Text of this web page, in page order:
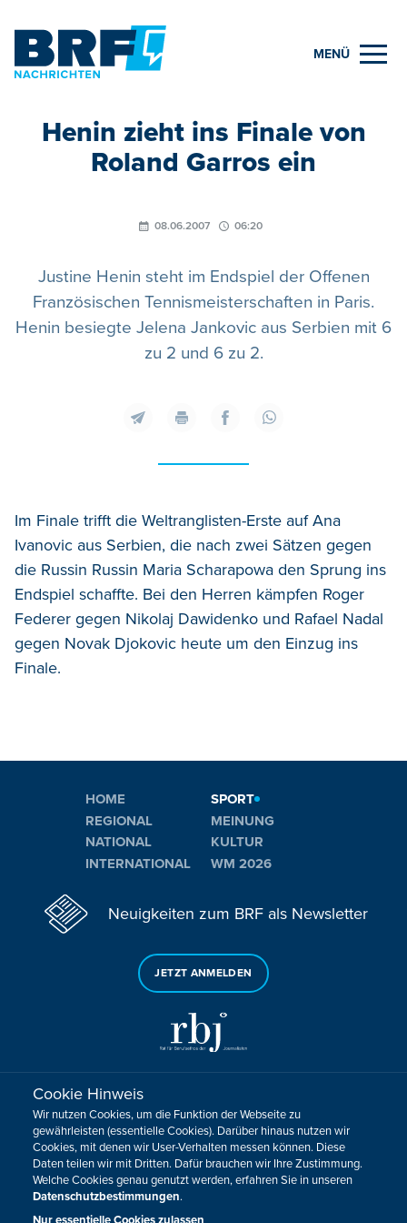
MENÜ
Henin zieht ins Finale von
Roland Garros ein
08.06.2007 06:20
Justine Henin steht im Endspiel der Offenen
Französischen Tennismeisterschaften in Paris.
Henin besiegte Jelena Jankovic aus Serbien mit 6
zu 2 und 6 zu 2.
Im Finale trifft die Weltranglisten-Erste auf Ana
Ivanovic aus Serbien, die nach zwei Sätzen gegen
die Russin Russin Maria Scharapowa den Sprung ins
Endspiel schaffte. Bei den Herren kämpfen Roger
Federer gegen Nikolaj Dawidenko und Rafael Nadal
gegen Novak Djokovic heute um den Einzug ins
Finale.
HOME
REGIONAL
NATIONAL
INTERNATIONAL
SPORT
MEINUNG
KULTUR
WM 2026
Neuigkeiten zum BRF als Newsletter
JETZT ANMELDEN
Sie haben noch Fragen oder Anmerkungen?
KONTAKTIEREN SIE UNS!
Impressum Datenschutz Kontakt
Barrierefreiheit
Cookie-Zustimmung anpassen
Design, Konzept & Programmierung:
Cookie Hinweis
Wir nutzen Cookies, um die Funktion der Webseite zu
gewährleisten (essentielle Cookies). Darüber hinaus nutzen wir
Cookies, mit denen wir User-Verhalten messen können. Diese
Daten teilen wir mit Dritten. Dafür brauchen wir Ihre Zustimmung.
Welche Cookies genau genutzt werden, erfahren Sie in unseren
Datenschutzbestimmungen.